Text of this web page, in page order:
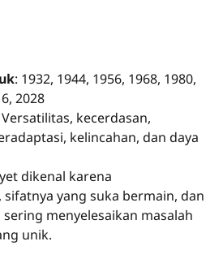
: 1932, 1944, 1956, 1968, 1980,
2028
Versatilitas, kecerdasan,
kelincahan, dan daya
dikenal karena
sifatnya yang suka bermain, dan
menyelesaikan masalah
unik.